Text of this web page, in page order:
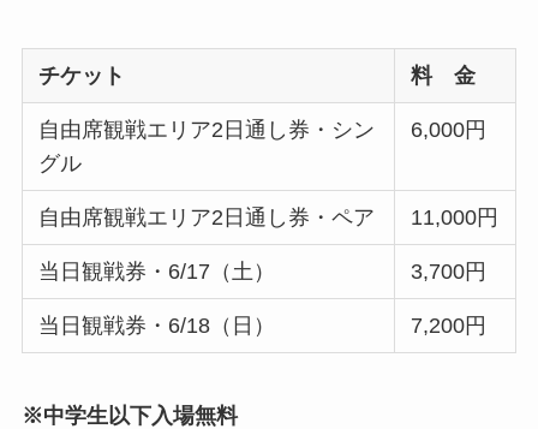
チケット 料 金
自由席観戦エリア2日通し券・シン
グル
6,000円
自由席観戦エリア2日通し券・ペア 11,000円
当日観戦券・6/17（土） 3,700円
当日観戦券・6/18（日） 7,200円
※中学生以下入場無料